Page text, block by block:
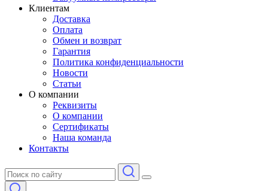
Клиентам
Доставка
Оплата
Обмен и возврат
Гарантия
Политика конфиденциальности
Новости
Статьи
О компании
Реквизиты
О компании
Сертификаты
Наша команда
Контакты